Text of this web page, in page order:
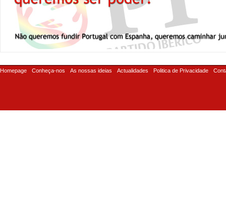
Homepage Conheça-nos As nossas ideias Actualidades Politica de Privacidade